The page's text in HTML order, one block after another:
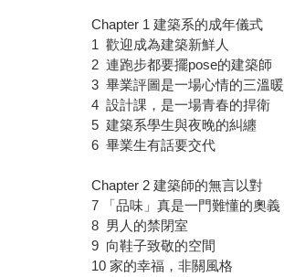
Chapter 1 建築系的成年儀式
1 歡迎成為建築新鮮人
2 連跑步都要擺pose的建築師
3 畢業評圖是一場心情的三溫暖
4 設計課，是一場青春的捍衛
5 建築系學生與夜晚的糾纏
6 畢業生有話要交代
Chapter 2 建築師的無言以對
7 「品味」真是一門難懂的奧義
8 男人的禁閉室
9 向鞋子致敬的空間
10 家的幸福，非關風格